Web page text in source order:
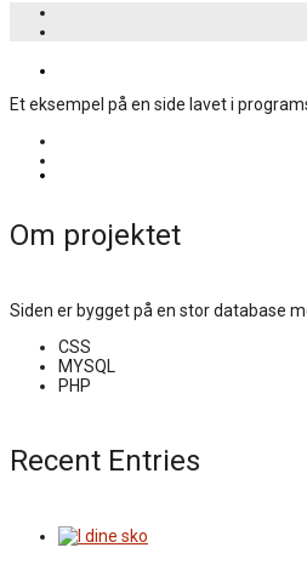
Et eksempel på en side lavet i
Om projektet
Siden er bygget på en stor database
CSS
MYSQL
PHP
Recent Entries